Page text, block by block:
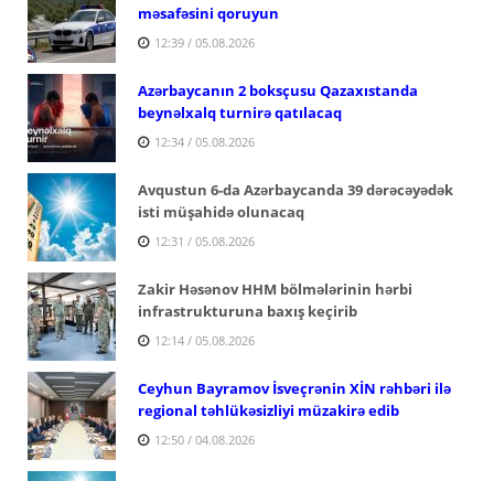
məsafəsini qoruyun
12:39 / 05.08.2026
Azərbaycanın 2 boksçusu Qazaxıstanda
beynəlxalq turnirə qatılacaq
12:34 / 05.08.2026
Avqustun 6-da Azərbaycanda 39 dərəcəyədək
isti müşahidə olunacaq
12:31 / 05.08.2026
Zakir Həsənov HHM bölmələrinin hərbi
infrastrukturuna baxış keçirib
12:14 / 05.08.2026
Ceyhun Bayramov İsveçrənin XİN rəhbəri ilə
regional təhlükəsizliyi müzakirə edib
12:50 / 04.08.2026